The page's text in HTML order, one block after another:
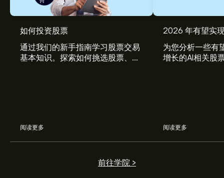
如何投资股票
通过我们的新手指南学习股票交易
基本知识。探索如何挑选股票、管
阅读更多
2026 年有望实
为您分析一些有
增长的AI相关股
阅读更多
前往学院 >